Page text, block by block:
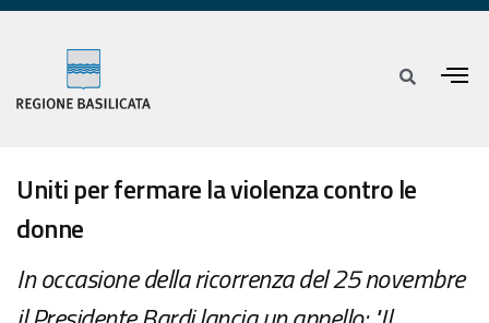
Uniti per fermare la violenza contro le
donne
In occasione della ricorrenza del 25 novembre